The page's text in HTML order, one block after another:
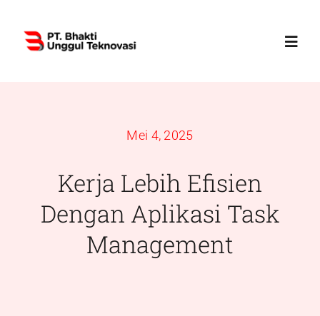
content
Services
Mei 4, 2025
Kerja Lebih Efisien
Dengan Aplikasi Task
Management